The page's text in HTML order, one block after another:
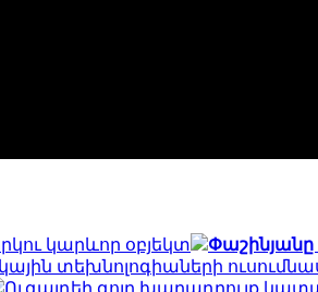
կարևոր օբյեկտ
Փաշինյանը
տեխնոլոգիաների
Ուգալդեի գոլը խաղադրույք